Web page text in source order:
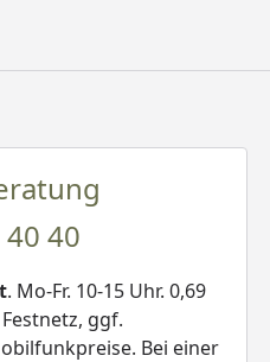
40
. Mo-Fr. 10-15 Uhr. 0,69
ggf.
Bei einer